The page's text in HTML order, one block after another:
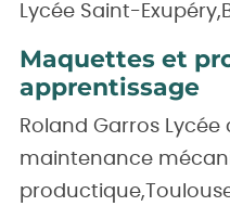
Lycée Saint-
Maquettes et
apprentissage
Roland Garros
maintenance